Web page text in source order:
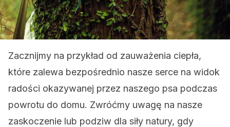
Zacznijmy na przykład od zauważenia ciepła,
które zalewa bezpośrednio nasze serce na widok
radości okazywanej przez naszego psa podczas
powrotu do domu. Zwróćmy uwagę na nasze
zaskoczenie lub podziw dla siły natury, gdy